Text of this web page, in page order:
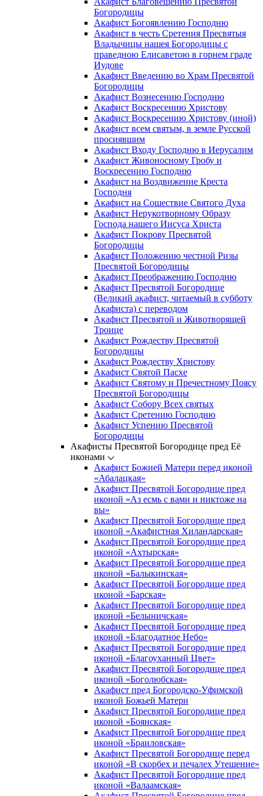
Богородицы
Акафист Богоявлению Господню
Акафист в честь Сретения Пресвятыя
Владычицы нашея Богородицы с
праведною Елисаветою в горнем граде
Иудове
Акафист Введению во Храм Пресвятой
Богородицы
Акафист Вознесению Господню
Акафист Воскресению Христову
Акафист Воскресению Христову (иной)
Акафист всем святым, в земле Русской
просиявшим
Акафист Входу Господню в Иерусалим
Акафист Живоносному Гробу и
Воскресению Господню
Акафист на Воздвижение Креста
Господня
Акафист на Сошествие Святого Духа
Акафист Нерукотворному Образу
Господа нашего Иисуса Христа
Акафист Покрову Пресвятой
Богородицы
Акафист Положению честной Ризы
Пресвятой Богородицы
Акафист Преображению Господню
Акафист Пресвятой Богородице
(Великий акафист, читаемый в субботу
Акафиста) с переводом
Акафист Пресвятой и Животворящей
Троице
Акафист Рождеству Пресвятой
Богородицы
Акафист Рождеству Христову
Акафист Святой Пасхе
Акафист Святому и Пречестному Поясу
Пресвятой Богородицы
Акафист Собору Всех святых
Акафист Сретению Господню
Акафист Успению Пресвятой
Богородицы
Акафисты Пресвятой Богородице пред Её
иконами
Акафист Божией Матери перед иконой
«Абалацкая»
Акафист Пресвятой Богородице пред
иконой «Аз есмь с вами и никтоже на
вы»
Акафист Пресвятой Богородице пред
иконой «Акафистная Хиландарская»
Акафист Пресвятой Богородице пред
иконой «Ахтырская»
Акафист Пресвятой Богородице пред
иконой «Балыкинская»
Акафист Пресвятой Богородице пред
иконой «Барская»
Акафист Пресвятой Богородице пред
иконой «Белыничская»
Акафист Пресвятой Богородице пред
иконой «Благодатное Небо»
Акафист Пресвятой Богородице пред
иконой «Благоуханный Цвет»
Акафист Пресвятой Богородице пред
иконой «Боголюбская»
Акафист пред Богородско-Уфимской
иконой Божьей Матери
Акафист Пресвятой Богородице пред
иконой «Боянская»
Акафист Пресвятой Богородице пред
иконой «Браиловская»
Акафист Пресвятой Богородице перед
иконой «В скорбех и печалех Утешение»
Акафист Пресвятой Богородице пред
иконой «Валаамская»